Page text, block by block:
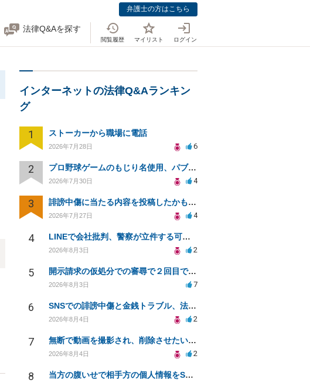
弁護士の方はこちら
法律Q&Aを探す
閲覧履歴 マイリスト ログイン
インターネットの法律Q&Aランキン
グ
1 ストーカーから職場に電話
2026年7月28日 6
2 プロ野球ゲームのもじり名使用、パブリシティ権の影響は？
2026年7月30日 4
3 誹謗中傷に当たる内容を投稿したかもしれない。開示請求や民事刑事裁判に発展しうるのか教えて欲しい。
2026年7月27日 4
4 LINEで会社批判、警察が立件する可能性は？
2026年8月3日 2
5 開示請求の仮処分での審尋で２回目で終わらない場合どうしたらいいですか
2026年8月3日 7
6 SNSでの誹謗中傷と金銭トラブル、法的対応の相談
2026年8月4日 2
7 無断で動画を撮影され、削除させたいが連絡が返ってこない。
2026年8月4日 2
8 当方の腹いせで相手方の個人情報をSNSで晒してしまい名誉毀損させてしまったかもしれない